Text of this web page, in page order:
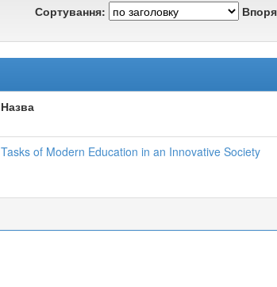
Сортування:
Назва
Tasks of Modern Education in an Innovative Society